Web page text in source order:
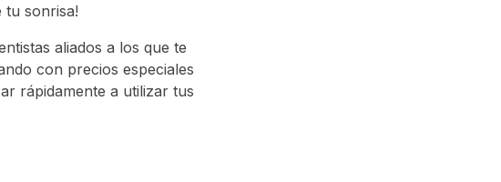
tu sonrisa!
aliados a los que te
con precios especiales
rápidamente a utilizar tus